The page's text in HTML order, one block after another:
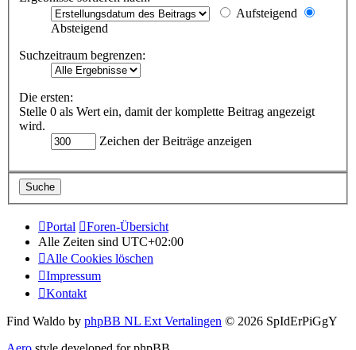
Aufsteigend
Absteigend
Suchzeitraum begrenzen:
Die ersten:
Stelle 0 als Wert ein, damit der komplette Beitrag angezeigt
wird.
Zeichen der Beiträge anzeigen
Portal
Foren-Übersicht
Alle Zeiten sind UTC+02:00
Alle Cookies löschen
Impressum
Kontakt
Find Waldo by phpBB NL Ext Vertalingen © 2026 SpIdErPiGgY